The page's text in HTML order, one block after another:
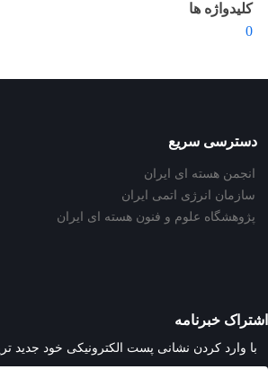
کلیدواژه ها
0
دسترسی سریع
انجمن هسته ای ایران
سازمان انرژی اتمی ایران
پژوهشگاه علوم و فنون هسته ای ایران
اشتراک خبرنامه
با وارد کردن نشانی پست الکترونیکی خود جدید